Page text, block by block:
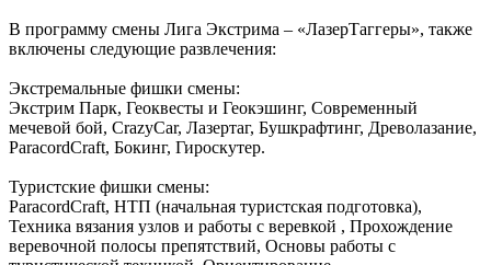
В программу смены Лига Экстрима – «ЛазерТаггеры», также
включены следующие развлечения:
Экстремальные фишки смены:
Экстрим Парк, Геоквесты и Геокэшинг, Современный
мечевой бой, CrazyCar, Лазертаг, Бушкрафтинг, Древолазание,
ParacordCraft, Бокинг, Гироскутер.
Туристские фишки смены:
ParacordCraft, НТП (начальная туристская подготовка),
Техника вязания узлов и работы с веревкой , Прохождение
веревочной полосы препятствий, Основы работы с